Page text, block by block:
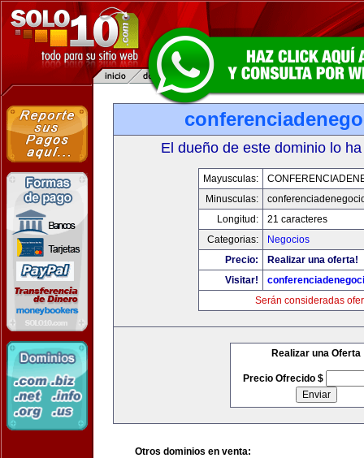
El dueño de este dominio lo
Mayusculas:
Minusculas:
Longitud:
21 caracteres
Categorias:
Negocios
Precio:
Realizar una oferta!
Visitar!
Serán consideradas
Realizar una Oferta
Precio Ofrecido $
Otros dominios en venta: